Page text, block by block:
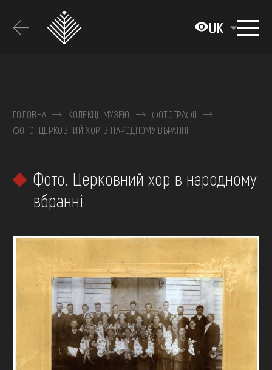
основного
UK
КОЛЕКЦІЇ
ВИСТАВКИ ТА ПОДІЇ
ВІДВІДАТИ
НАВЧИТИСЯ
ПОСЛУГИ
FAQ
ОНЛАЙН-КРАМНИЦЯ
ПІДТРИМАТИ
ГОЛОВНА КОЛЕКЦІЇ МУЗЕЮ
ФОТОГРАФІЇ
ФОТО. ЦЕРКОВНИЙ ХОР В НАРОДНОМУ ВБРАННІ
Фото. Церковний хор в народному
вбранні